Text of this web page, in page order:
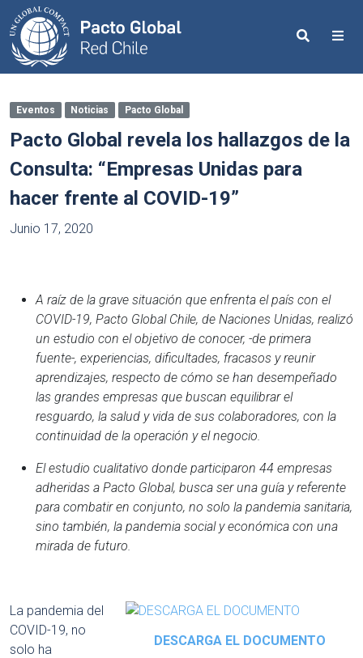
Search
Eventos Noticias Pacto Global
Pacto Global revela los hallazgos de la
Consulta: “Empresas Unidas para
hacer frente al COVID-19”
Junio 17, 2020
A raíz de la grave situación que enfrenta el país con el
COVID-19, Pacto Global Chile, de Naciones Unidas, realizó
un estudio con el objetivo de conocer, -de primera
fuente-, experiencias, dificultades, fracasos y reunir
aprendizajes, respecto de cómo se han desempeñado
las grandes empresas que buscan equilibrar el
resguardo, la salud y vida de sus colaboradores, con la
continuidad de la operación y el negocio.
El estudio cualitativo donde participaron 44 empresas
adheridas a Pacto Global, busca ser una guía y referente
para combatir en conjunto, no solo la pandemia sanitaria,
sino también, la pandemia social y económica con una
mirada de futuro.
DESCARGA EL DOCUMENTO
La pandemia del
COVID-19, no
solo ha